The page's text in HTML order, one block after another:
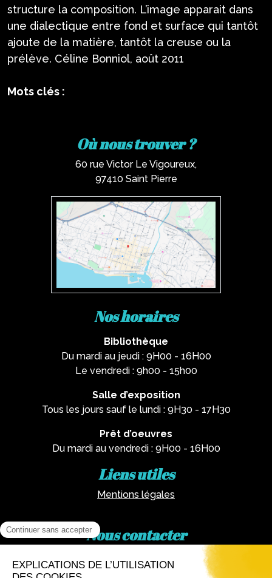
structure la composition. L’image apparait dans
une dialectique entre fond et surface qui tantôt
ajoute de la matière, tantôt la creuse ou la
prélève. Céline Bonniol, août 2011
Mots clés :
Où nous trouver ?
60 rue Victor Le Vigoureux,
97410 Saint Pierre
Nos horaires
Bibliothèque
Du mardi au jeudi : 9H00 - 16H00
Le vendredi : 9h00 - 15h00
Salle d’exposition
Tous les jours sauf le lundi : 9H30 - 17H30
Prêt d’oeuvres
Du mardi au vendredi : 9H00 - 16H00
Liens utiles
Mentions légales
Nous contacter
02 62 81 77 60